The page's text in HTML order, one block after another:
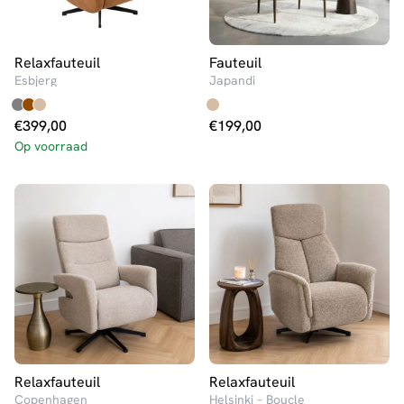
Relaxfauteuil
Esbjerg
€399,00
Op voorraad
Fauteuil
Japandi
€199,00
Relaxfauteuil
Copenhagen
Relaxfauteuil
Helsinki – Boucle